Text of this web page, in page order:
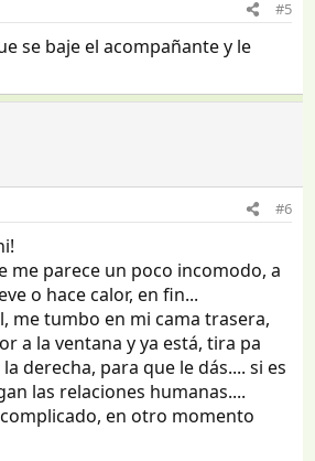
#5
se baje el acompañante y le
#6
me parece un poco incomodo, a
o hace calor, en fin...
me tumbo en mi cama trasera,
a la ventana y ya está, tira pa
derecha, para que le dás.... si es
las relaciones humanas....
complicado, en otro momento